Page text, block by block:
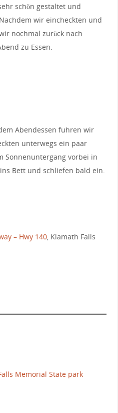
schön gestaltet und
wir eincheckten und
nochmal zurück nach
zu Essen.
Abendessen fuhren wir
unterwegs ein paar
Sonnenuntergang vorbei in
Bett und schliefen bald ein.
– Hwy 140, Klamath Falls
Memorial State park